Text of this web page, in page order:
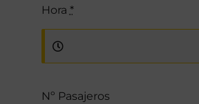
Hora *
Nº Pasajeros